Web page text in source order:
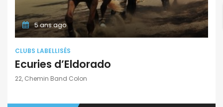
5 ans ago
CLUBS LABELLISÉS
Ecuries d’Eldorado
22, Chemin Band Colon